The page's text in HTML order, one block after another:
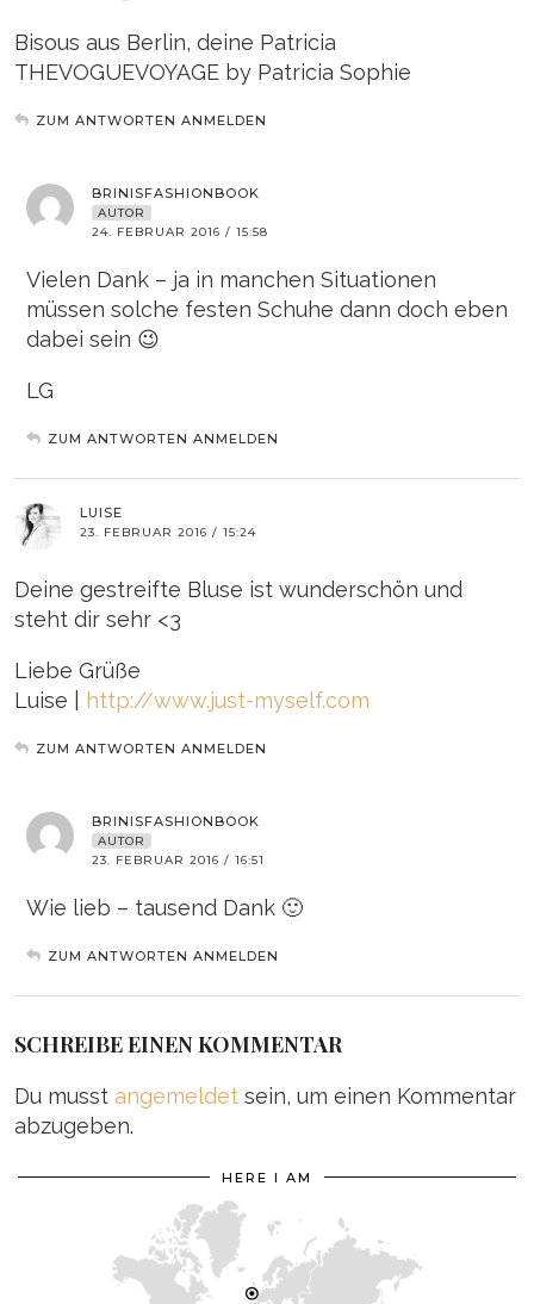
Bisous aus Berlin, deine Patricia
THEVOGUEVOYAGE by Patricia Sophie
ZUM ANTWORTEN ANMELDEN
BRINISFASHIONBOOK
AUTOR
24. FEBRUAR 2016 / 15:58
Vielen Dank – ja in manchen Situationen
müssen solche festen Schuhe dann doch eben
dabei sein 😉
LG
ZUM ANTWORTEN ANMELDEN
LUISE
23. FEBRUAR 2016 / 15:24
Deine gestreifte Bluse ist wunderschön und
steht dir sehr <3
Liebe Grüße
Luise | http://www.just-myself.com
ZUM ANTWORTEN ANMELDEN
BRINISFASHIONBOOK
AUTOR
23. FEBRUAR 2016 / 16:51
Wie lieb – tausend Dank 🙂
ZUM ANTWORTEN ANMELDEN
SCHREIBE EINEN KOMMENTAR
Du musst angemeldet sein, um einen Kommentar
abzugeben.
HERE I AM